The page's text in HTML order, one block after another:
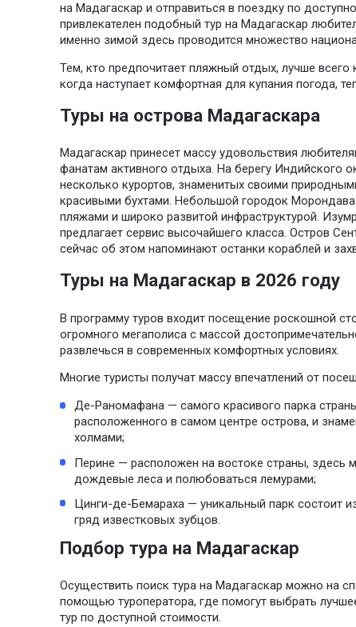
на Мадагаскар и отправиться в поездку по
привлекателен подобный тур на Мадагаскар
именно зимой здесь проводится множество
Тем, кто предпочитает пляжный отдых, лучше всего
когда наступает комфортная для купания погода,
Туры на острова Мадагаскара
Мадагаскар принесет массу удовольствия
фанатам активного отдыха. На берегу Индийского
несколько курортов, знаменитых своими
красивыми бухтами. Небольшой городок
пляжами и широко развитой инфраструктурой.
предлагает сервис высочайшего класса. Остров
сейчас об этом напоминают останки кораблей и
Туры на Мадагаскар в 2026 году
В программу туров входит посещение роскошной
огромного мегаполиса с массой
развлечься в современных комфортных условиях.
Многие туристы получат массу впечатлений от
Де-Раномафана — самого красивого парка
расположенного в самом центре острова, и
холмами;
Перине — расположен на востоке страны, здесь
дождевые леса и полюбоваться лемурами;
Цинги-де-Бемараха — уникальный парк состоит
гряд известковых зубцов.
Подбор тура на Мадагаскар
Осуществить поиск тура на Мадагаскар можно на
помощью туроператора, где помогут выбрать
тур по доступной стоимости.